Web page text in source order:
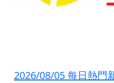
2026/08/05 每日熱門